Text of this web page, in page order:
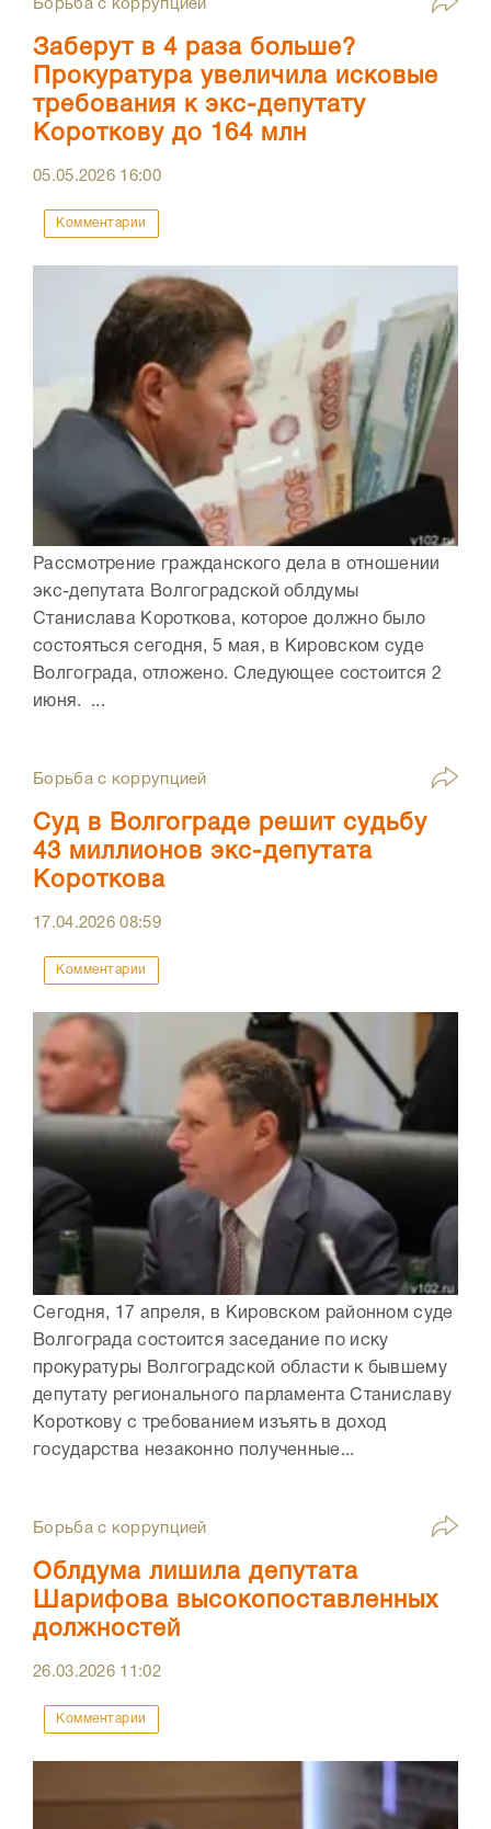
Борьба с коррупцией
Заберут в 4 раза больше?
Прокуратура увеличила исковые
требования к экс-депутату
Короткову до 164 млн
05.05.2026 16:00
Комментарии
Рассмотрение гражданского дела в отношении
экс-депутата Волгоградской облдумы
Станислава Короткова, которое должно было
состояться сегодня, 5 мая, в Кировском суде
Волгограда, отложено. Следующее состоится 2
июня. ...
Борьба с коррупцией
Суд в Волгограде решит судьбу
43 миллионов экс-депутата
Короткова
17.04.202608:59
Комментарии
Сегодня, 17 апреля, в Кировском районном суде
Волгограда состоится заседание по иску
прокуратуры Волгоградской области к бывшему
депутату регионального парламента Станиславу
Короткову с требованием изъять в доход
государства незаконно полученные...
Борьба с коррупцией
Облдума лишила депутата
Шарифова высокопоставленных
должностей
26.03.2026 11:02
Комментарии